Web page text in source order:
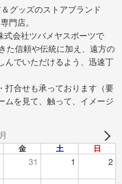
グッズのストアブランド
門店。
式会社ツバメヤスポーツで
た信頼や伝統に加え、遠方の
んでいただけるよう、迅速丁
打合せも承っております（要
ムを見て、触って、イメージ
金 土 日
31 1 2